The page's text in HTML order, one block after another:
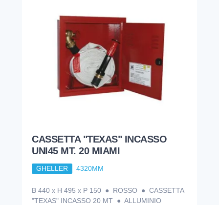
CASSETTA "TEXAS" INCASSO
UNI45 MT. 20 MIAMI
GHELLER 4320MM
B 440 x H 495 x P 150 ● ROSSO ● CASSETTA
"TEXAS" INCASSO 20 MT ● ALLUMINIO